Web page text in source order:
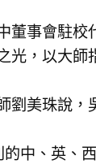
董事會駐
光，以大
劉美珠說
中、英、